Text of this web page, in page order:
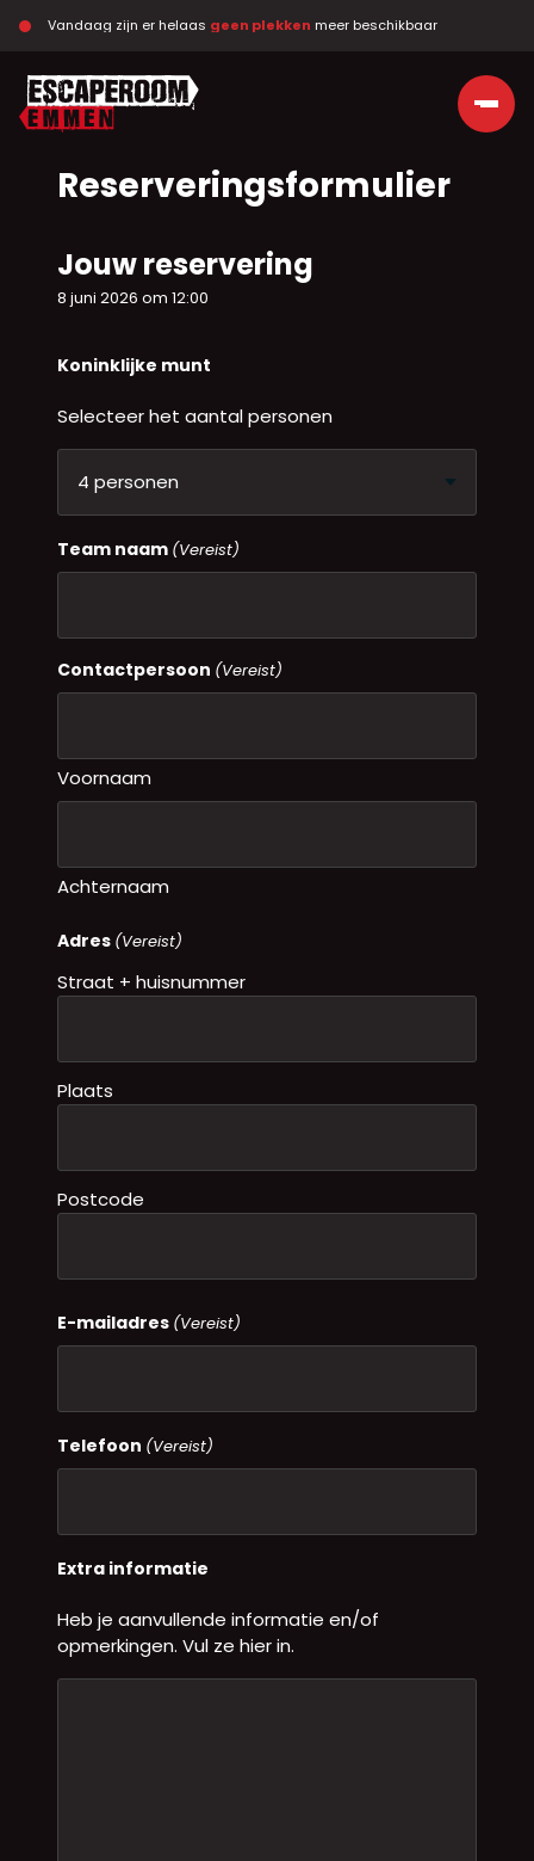
Vandaag zijn er helaas geen plekken meer beschikbaar
Reserveringsformulier
Jouw reservering
8 juni 2026 om 12:00
Koninklijke munt
Selecteer het aantal personen
Team naam (Vereist)
Contactpersoon (Vereist)
Voornaam
Achternaam
Adres (Vereist)
Straat + huisnummer
Plaats
Postcode
E-mailadres (Vereist)
Telefoon (Vereist)
Extra informatie
Heb je aanvullende informatie en/of
opmerkingen. Vul ze hier in.